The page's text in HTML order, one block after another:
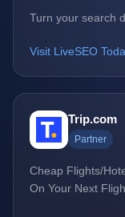
Turn your search
Visit LiveSEO
Trip.com
Partner
Cheap Flights/
On Your Next